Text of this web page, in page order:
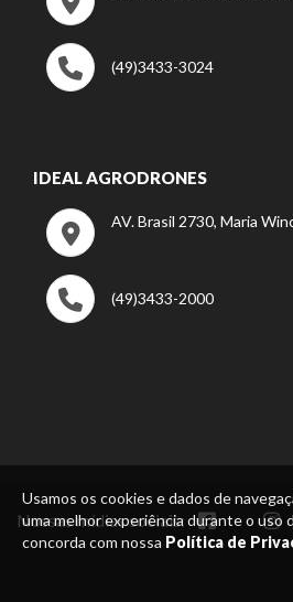
Usamos os cookies e dados de
uma melhor experiência durante o uso
concorda com nossa Política de
(49)3433-3024
IDEAL AGRODRONES
AV. Brasil 2730, Maria
(49)3433-2000
Nossas mídias sociais: